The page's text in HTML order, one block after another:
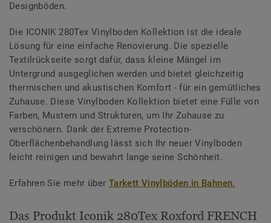
Designböden.
Die ICONIK 280Tex Vinylboden Kollektion ist die ideale
Lösung für eine einfache Renovierung. Die spezielle
Textilrückseite sorgt dafür, dass kleine Mängel im
Untergrund ausgeglichen werden und bietet gleichzeitig
thermischen und akustischen Komfort - für ein gemütliches
Zuhause. Diese Vinylboden Kollektion bietet eine Fülle von
Farben, Mustern und Strukturen, um Ihr Zuhause zu
verschönern. Dank der Extreme Protection-
Oberflächenbehandlung lässt sich Ihr neuer Vinylboden
leicht reinigen und bewahrt lange seine Schönheit.
Erfahren Sie mehr über Tarkett Vinylböden in Bahnen.
Das Produkt Iconik 280Tex Roxford FRENCH